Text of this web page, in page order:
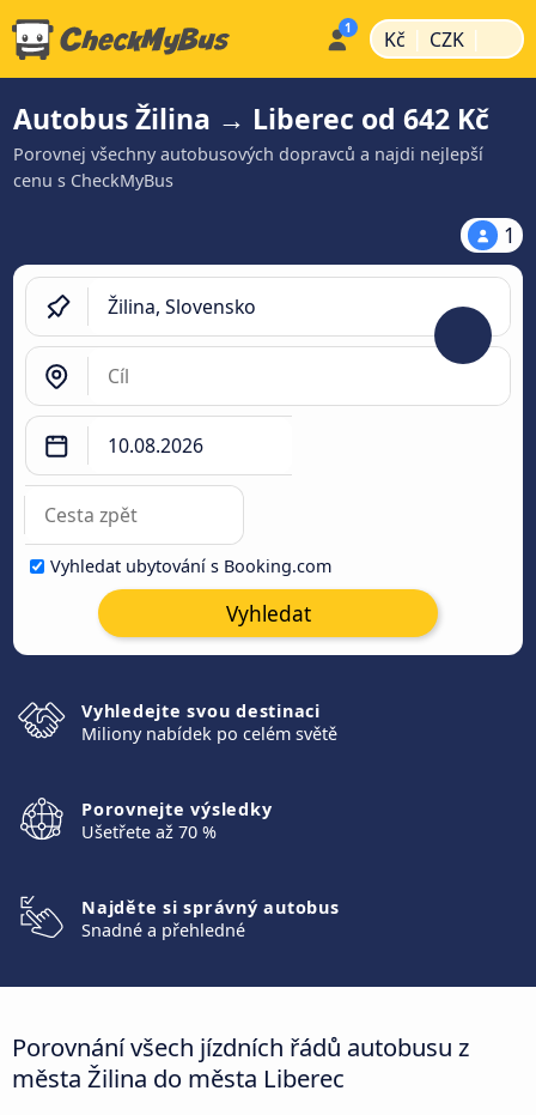
Kč | CZK |
Autobus Žilina → Liberec od 642 Kč
Porovnej všechny autobusových dopravců a najdi nejlepší
cenu s CheckMyBus
1
Vyhledat ubytování s Booking.com
Vyhledat
Vyhledejte svou destinaci
Miliony nabídek po celém světě
Porovnejte výsledky
Ušetřete až 70 %
Najděte si správný autobus
Snadné a přehledné
Porovnání všech jízdních řádů autobusu z
města Žilina do města Liberec